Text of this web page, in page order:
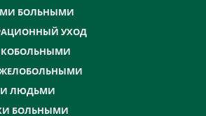
БОЛЬНЫМИ
УХОД
ЛЮДЬМИ
БОЛЬНЫМИ